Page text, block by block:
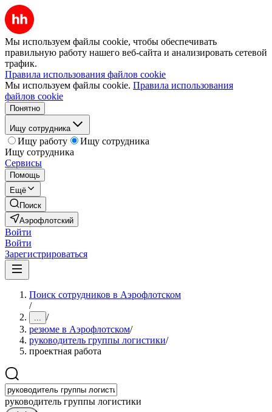
Мы используем файлы cookie, чтобы обеспечивать
правильную работу нашего веб-сайта и анализировать сетевой
трафик.
Правила использования файлов cookie
Мы используем файлы cookie. Правила использования
файлов cookie
Понятно
Ищу сотрудника
Ищу работу
Ищу сотрудника
Ищу сотрудника
Сервисы
Помощь
Ещё
Поиск
Аэрофлотский
Войти
Войти
Зарегистрироваться
Поиск сотрудников в Аэрофлотском
/
... /
резюме в Аэрофлотском/
руководитель группы логистики/
проектная работа
руководитель группы логистики